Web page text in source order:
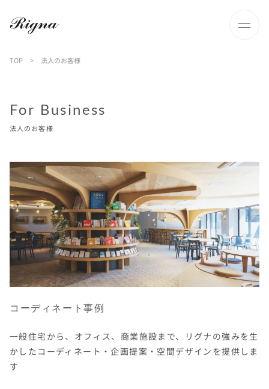
TOP > 法人のお客様
For Business
法人のお客様
コーディネート事例
一般住宅から、オフィス、商業施設まで、リグナの強みを生
かしたコーディネート・企画提案・空間デザインを提供しま
す